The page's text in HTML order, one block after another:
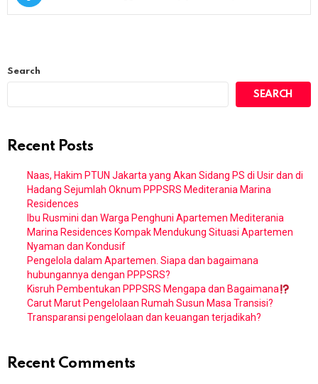
Search
SEARCH
Recent Posts
Naas, Hakim PTUN Jakarta yang Akan Sidang PS di Usir dan di
Hadang Sejumlah Oknum PPPSRS Mediterania Marina
Residences
Ibu Rusmini dan Warga Penghuni Apartemen Mediterania
Marina Residences Kompak Mendukung Situasi Apartemen
Nyaman dan Kondusif
Pengelola dalam Apartemen. Siapa dan bagaimana
hubungannya dengan PPPSRS?
Kisruh Pembentukan PPPSRS Mengapa dan Bagaimana
Carut Marut Pengelolaan Rumah Susun Masa Transisi?
Transparansi pengelolaan dan keuangan terjadikah?
Recent Comments